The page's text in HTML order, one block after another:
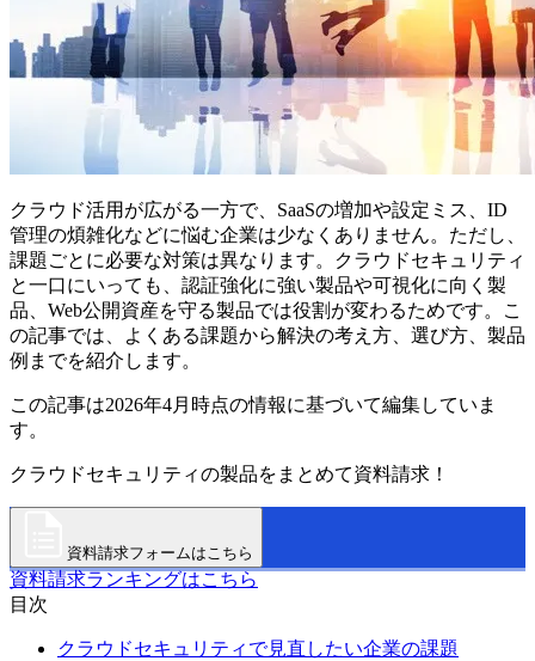
クラウド活用が広がる一方で、SaaSの増加や設定ミス、ID
管理の煩雑化などに悩む企業は少なくありません。ただし、
課題ごとに必要な対策は異なります。クラウドセキュリティ
と一口にいっても、認証強化に強い製品や可視化に向く製
品、Web公開資産を守る製品では役割が変わるためです。こ
の記事では、よくある課題から解決の考え方、選び方、製品
例までを紹介します。
この記事は2026年4月時点の情報に基づいて編集していま
す。
クラウドセキュリティの製品をまとめて資料請求！
資料請求フォームはこちら
資料請求ランキングはこちら
目次
クラウドセキュリティで見直したい企業の課題